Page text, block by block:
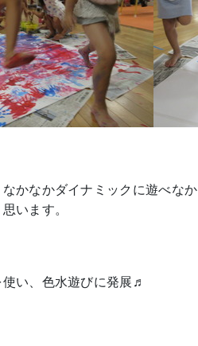
かなかダイナミックに遊べな
います。
い、色水遊びに発展♬